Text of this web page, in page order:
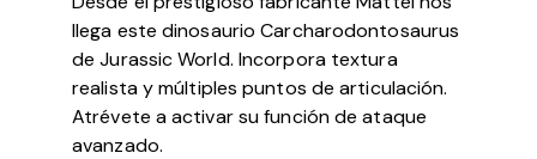
llega este dinosaurio Carcharodontosaurus
de Jurassic World. Incorpora textura
realista y múltiples puntos de articulación.
Atrévete a activar su función de ataque
avanzado.